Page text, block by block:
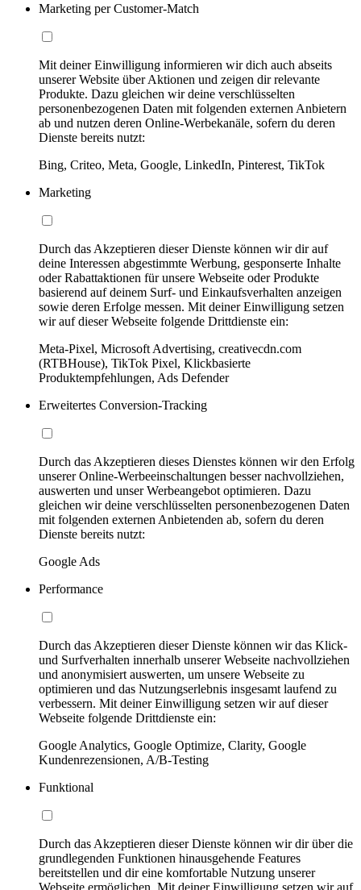
Marketing per Customer-Match
Mit deiner Einwilligung informieren wir dich auch abseits
unserer Website über Aktionen und zeigen dir relevante
Produkte. Dazu gleichen wir deine verschlüsselten
personenbezogenen Daten mit folgenden externen Anbietern
ab und nutzen deren Online-Werbekanäle, sofern du deren
Dienste bereits nutzt:
Bing, Criteo, Meta, Google, LinkedIn, Pinterest, TikTok
Marketing
Durch das Akzeptieren dieser Dienste können wir dir auf
deine Interessen abgestimmte Werbung, gesponserte Inhalte
oder Rabattaktionen für unsere Webseite oder Produkte
basierend auf deinem Surf- und Einkaufsverhalten anzeigen
sowie deren Erfolge messen. Mit deiner Einwilligung setzen
wir auf dieser Webseite folgende Drittdienste ein:
Meta-Pixel, Microsoft Advertising, creativecdn.com
(RTBHouse), TikTok Pixel, Klickbasierte
Produktempfehlungen, Ads Defender
Erweitertes Conversion-Tracking
Durch das Akzeptieren dieses Dienstes können wir den Erfolg
unserer Online-Werbeeinschaltungen besser nachvollziehen,
auswerten und unser Werbeangebot optimieren. Dazu
gleichen wir deine verschlüsselten personenbezogenen Daten
mit folgenden externen Anbietenden ab, sofern du deren
Dienste bereits nutzt:
Google Ads
Performance
Durch das Akzeptieren dieser Dienste können wir das Klick-
und Surfverhalten innerhalb unserer Webseite nachvollziehen
und anonymisiert auswerten, um unsere Webseite zu
optimieren und das Nutzungserlebnis insgesamt laufend zu
verbessern. Mit deiner Einwilligung setzen wir auf dieser
Webseite folgende Drittdienste ein:
Google Analytics, Google Optimize, Clarity, Google
Kundenrezensionen, A/B-Testing
Funktional
Durch das Akzeptieren dieser Dienste können wir dir über die
grundlegenden Funktionen hinausgehende Features
bereitstellen und dir eine komfortable Nutzung unserer
Webseite ermöglichen. Mit deiner Einwilligung setzen wir auf